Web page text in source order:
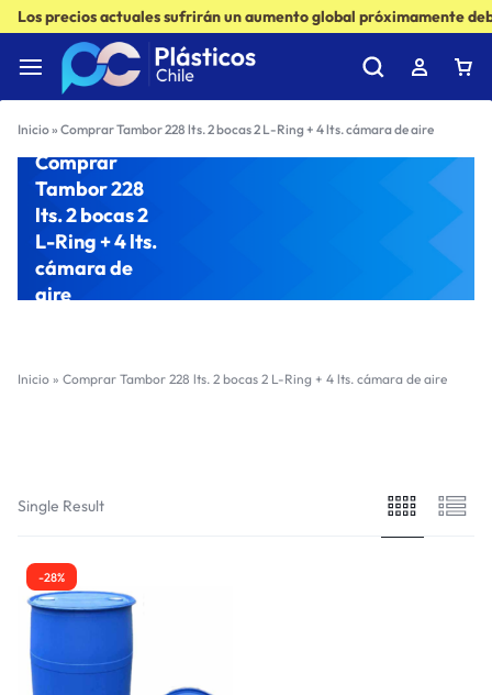
Los precios actuales sufrirán un aumento global próximamente
Inicio» Comprar Tambor 228 lts. 2 bocas 2 L-Ring + 4 lts. cámara de aire
Comprar
Tambor 228
lts. 2 bocas 2
L-Ring + 4 lts.
cámara de
aire
Inicio » Comprar Tambor 228 lts. 2 bocas 2 L-Ring + 4 lts. cámara de aire
Single Result
-28%